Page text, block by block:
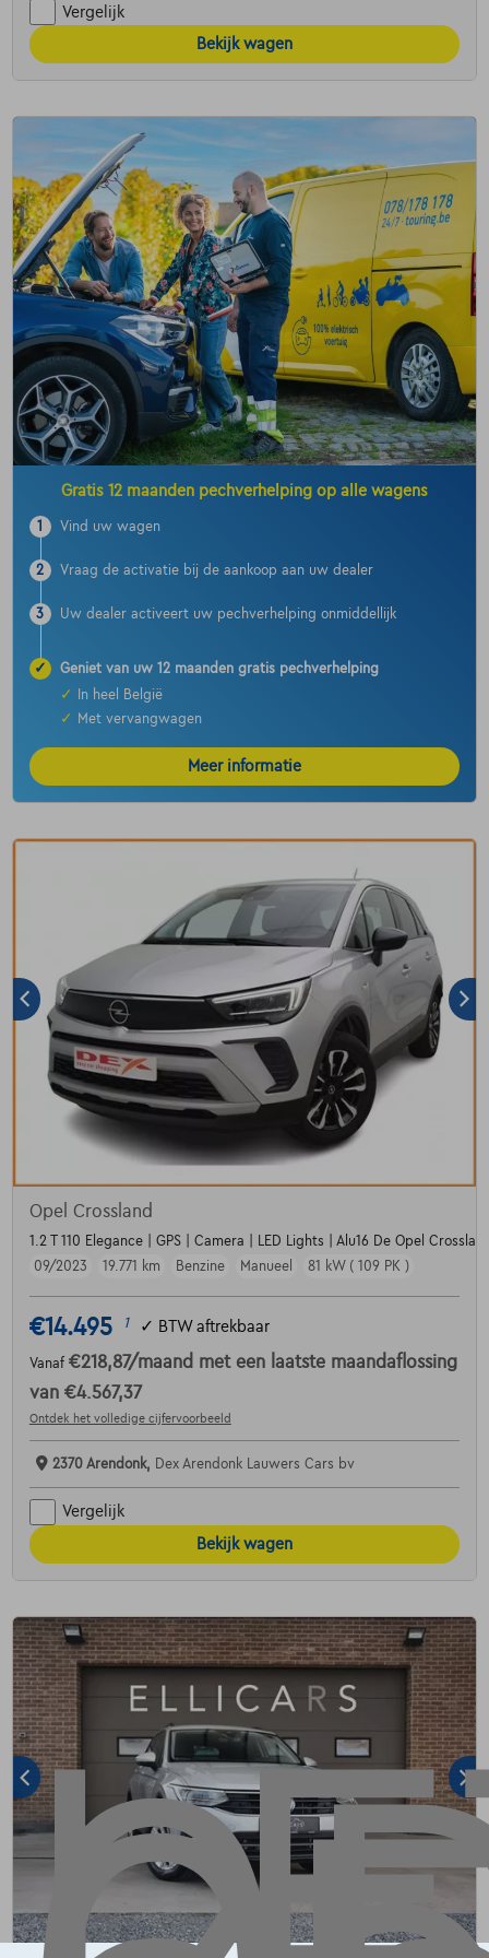
Vergelijk
Bekijk wagen
Gratis 12 maanden pechverhelping op alle wagens
1 Vind uw wagen
2 Vraag de activatie bij de aankoop aan uw dealer
3 Uw dealer activeert uw pechverhelping onmiddellijk
✓
Geniet van uw 12 maanden gratis pechverhelping
✓
In heel België
✓
Met vervangwagen
Meer informatie
Opel Crossland
1.2 T 110 Elegance | GPS | Camera | LED Lights | Alu16 De Opel
09/2023
19.771 km Benzine Manueel 81 kW ( 109 PK )
€14.495 1 ✓ BTW aftrekbaar
Vanaf €218,87/maand met een laatste maandaflossing
van €4.567,37
Ontdek het volledige cijfervoorbeeld
2370 Arendonk, Dex Arendonk Lauwers Cars bv
Vergelijk
Bekijk wagen